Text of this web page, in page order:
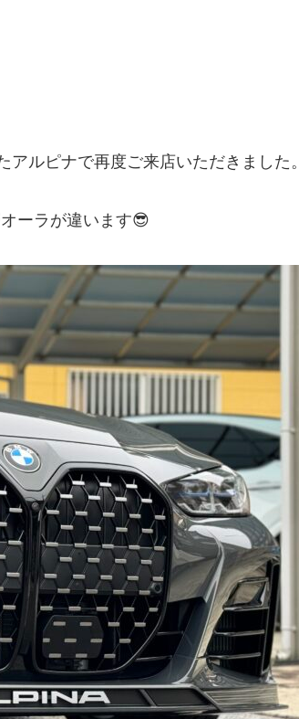
ルピナで再度ご来店いただきました。
ーラが違います😎